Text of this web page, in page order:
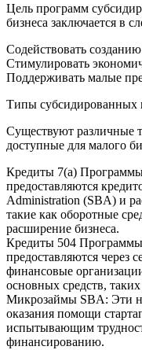
Цель программ
бизнеса заключается в
Содействовать
Стимулировать
Поддерживать малые
Типы субсидированных
Существуют различные
доступные для малого
Кредиты 7(а)
предоставляются
Administration (SBA) и
такие как оборотные
расширение бизнеса.
Кредиты 504
предоставляются через
финансовые
основных средств,
Микрозаймы SBA: Эти
оказания помощи
испытывающим
финансированию.